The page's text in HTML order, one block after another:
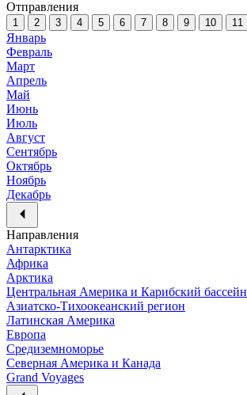
Отправления
1 2 3 4 5 6 7 8 9 10 11
Январь
Февраль
Март
Апрель
Май
Июнь
Июль
Август
Сентябрь
Октябрь
Ноябрь
Декабрь
Направления
Антарктика
Африка
Арктика
Центральная Америка и Карибский бассейн
Азиатско-Тихоокеанский регион
Латинская Америка
Европа
Средиземноморье
Северная Америка и Канада
Grand Voyages